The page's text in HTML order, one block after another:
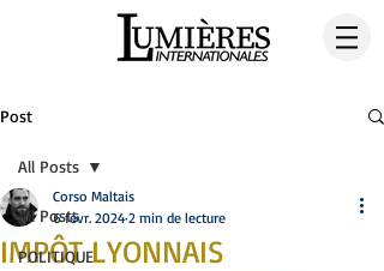
Post
All Posts
POLITIQUE
All Posts
IMPÔT LYONNAIS
Corso Maltais
6 févr. 2024 2 min de lecture